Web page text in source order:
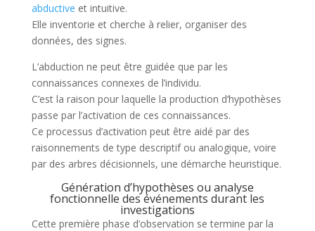
abductive et intuitive.
Elle inventorie et cherche à relier, organiser des
données, des signes.
L’abduction ne peut être guidée que par les
connaissances connexes de l’individu.
C’est la raison pour laquelle la production d’hypothèses
passe par l’activation de ces connaissances.
Ce processus d’activation peut être aidé par des
raisonnements de type descriptif ou analogique, voire
par des arbres décisionnels, une démarche heuristique.
Génération d’hypothèses ou analyse
fonctionnelle des événements durant les
investigations
Cette première phase d’observation se termine par la